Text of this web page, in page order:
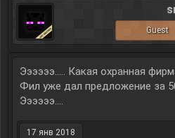
Guest
Ээээээ..... Какая охранная
Фил уже дал предложение за
Ээээээ....
17 янв 2018